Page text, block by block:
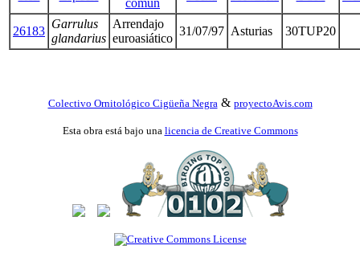
común
26183
Garrulus
glandarius
Arrendajo
euroasiático
31/07/97 Asturias 30TUP20
Colectivo Ornitológico Cigüeña Negra & proyectoAvis.com
Esta obra está bajo una licencia de Creative Commons